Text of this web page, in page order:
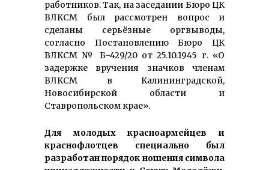
работников. Так, на заседании Бюро ЦК
ВЛКСМ был рассмотрен вопрос и
сделаны серьёзные оргвыводы,
согласно Постановлению Бюро ЦК
ВЛКСМ № Б-429/20 от 25.10.1945 г. «О
задержке вручения значков членам
ВЛКСМ в Калининградской,
Новосибирской области и
Ставропольском крае».
Для молодых красноармейцев и
краснофлотцев специально был
разработан порядок ношения символа